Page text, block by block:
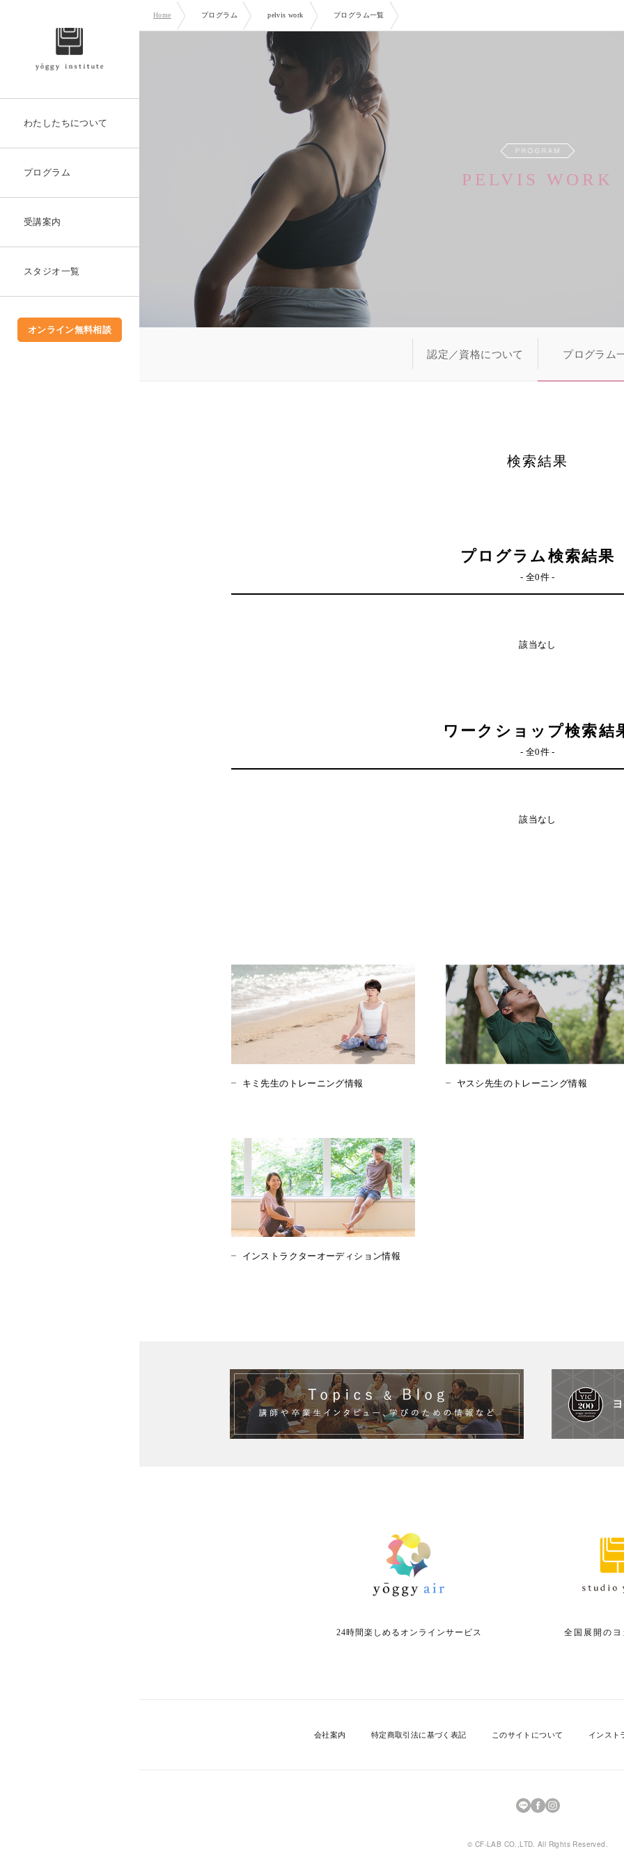
わたしたちについて
プログラム
受講案内
スタジオ一覧
オンライン無料相談
Home プログラム pelvis work プログラム一覧
PELVIS WORK
認定／資格について プログラム
検索結果
プログラム検索結果
- 全0件 -
該当なし
ワークショップ検索結
- 全0件 -
該当なし
キミ先生のトレーニング情報 ヤスシ先生のトレーニング情報
インストラクターオーディション情報
24時間楽しめる オンラインサービス 全国展開の
会社案内 特定商取引法に基づく表記 このサイトについて インスト
© CF-LAB CO.,LTD. All Rights Reserved.